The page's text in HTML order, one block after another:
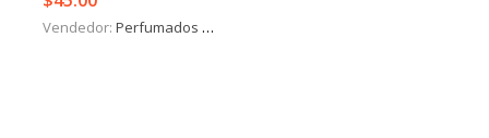
Vendedor: Perfumados y más